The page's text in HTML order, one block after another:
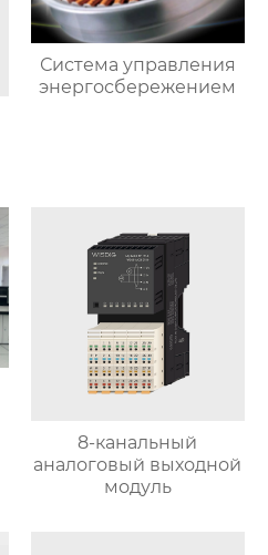
Система управления
энергосбережением
8-канальный
аналоговый выходной
модуль